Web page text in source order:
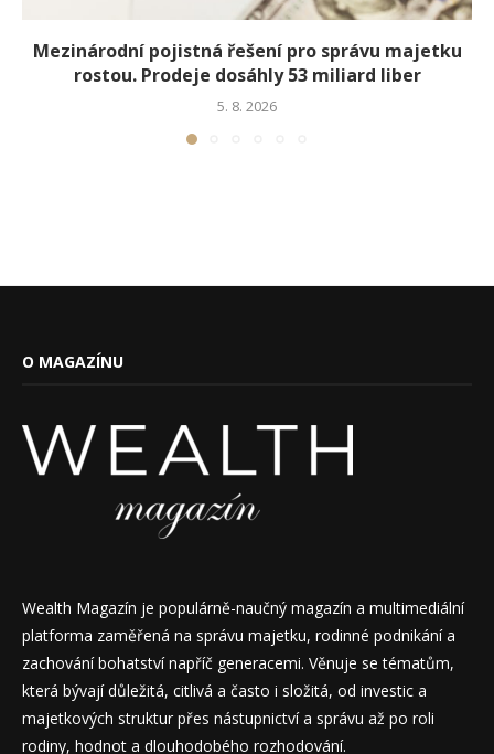
Mezinárodní pojistná řešení pro správu majetku
rostou. Prodeje dosáhly 53 miliard liber
5. 8. 2026
O MAGAZÍNU
Wealth Magazín je populárně-naučný magazín a multimediální
platforma zaměřená na správu majetku, rodinné podnikání a
zachování bohatství napříč generacemi. Věnuje se tématům,
která bývají důležitá, citlivá a často i složitá, od investic a
majetkových struktur přes nástupnictví a správu až po roli
rodiny, hodnot a dlouhodobého rozhodování.